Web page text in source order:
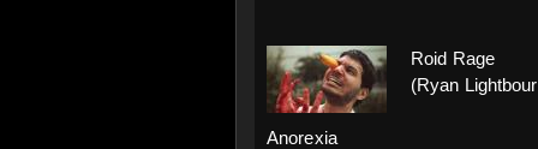
Roid Rage
(Ryan
Anorexia